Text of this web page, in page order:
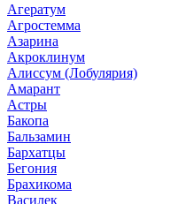
Агератум
Агростемма
Азарина
Акроклинум
Алиссум (Лобулярия)
Амарант
Астры
Бакопа
Бальзамин
Бархатцы
Бегония
Брахикома
Василек